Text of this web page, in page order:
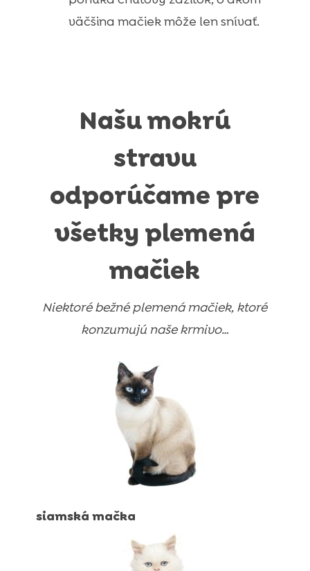
väčšina mačiek môže len snívať.
Našu mokrú
stravu
odporúčame pre
všetky plemená
mačiek
Niektoré bežné plemená mačiek, ktoré
konzumujú naše krmivo…
siamská mačka